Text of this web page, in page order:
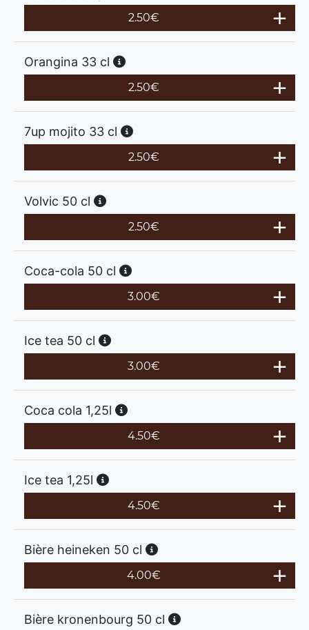
2.50€
Orangina 33 cl
2.50€
7up mojito 33 cl
2.50€
Volvic 50 cl
2.50€
Coca-cola 50 cl
3.00€
Ice tea 50 cl
3.00€
Coca cola 1,25l
4.50€
Ice tea 1,25l
4.50€
Bière heineken 50 cl
4.00€
Bière kronenbourg 50 cl